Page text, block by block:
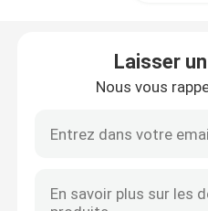
Laisser
Nous vous